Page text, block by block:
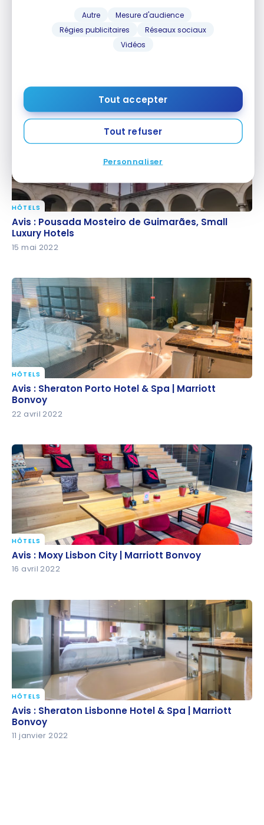
Autre
Mesure d'audience
Régies publicitaires
Réseaux sociaux
Vidéos
Tout accepter
Tout refuser
Personnaliser
Avis : Pousada Mosteiro de Guimarães, Small Luxury
Hotels
HÔTELS
Avis : Pousada Mosteiro de Guimarães, Small
Luxury Hotels
15 mai 2022
Avis : Sheraton Porto Hotel & Spa | Marriott Bonvoy
HÔTELS
Avis : Sheraton Porto Hotel & Spa | Marriott
Bonvoy
22 avril 2022
Avis : Moxy Lisbon City | Marriott Bonvoy
HÔTELS
Avis : Moxy Lisbon City | Marriott Bonvoy
16 avril 2022
Avis : Sheraton Lisbonne Hotel & Spa | Marriott
Bonvoy
HÔTELS
Avis : Sheraton Lisbonne Hotel & Spa | Marriott
Bonvoy
11 janvier 2022